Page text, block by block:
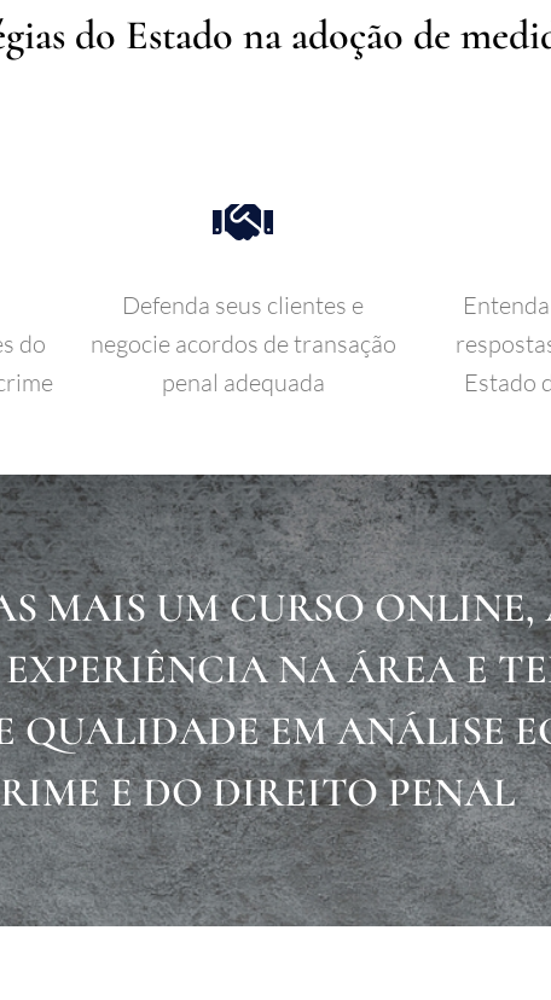
do Estado na adoção de
do
Defenda seus clientes e
negocie acordos de transação
penal adequada
Estado
MAIS UM CURSO
NA ÁREA E
QUALIDADE EM ANÁLISE
E DO DIREITO PENAL